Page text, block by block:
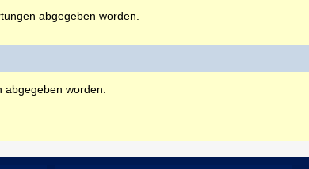
abgegeben worden.
worden.